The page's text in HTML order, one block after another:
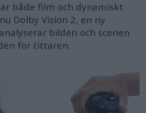
både film och dynamiskt
Dolby Vision 2, en ny
bilden och scenen
för tittaren.